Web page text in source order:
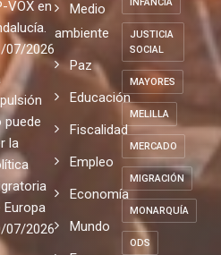
VOX en
07/2026
puede
la
Europa
07/2026
Medio
ambiente
Paz
Educación
Fiscalidad
Empleo
Economía
Mundo
JUSTICIA
SOCIAL
MAYORES
MELILLA
MERCADO
MIGRACIÓN
MONARQUÍA
ODS